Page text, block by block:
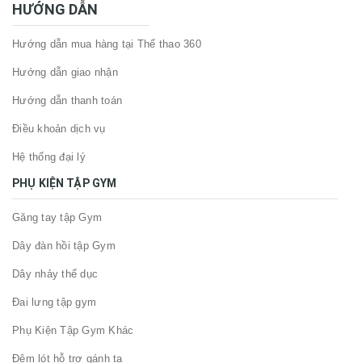
HƯỚNG DẪN
Hướng dẫn mua hàng tại Thể thao 360
Hướng dẫn giao nhận
Hướng dẫn thanh toán
Điều khoản dịch vụ
Hệ thống đại lý
PHỤ KIỆN TẬP GYM
Găng tay tập Gym
Dây đàn hồi tập Gym
Dây nhảy thể dục
Đai lưng tập gym
Phụ Kiện Tập Gym Khác
Đệm lót hỗ trợ gánh tạ